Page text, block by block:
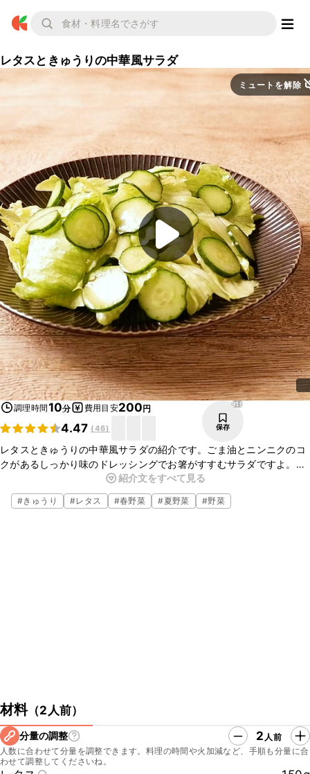
レタスときゅうりの中華風サラダ
ミュートを解除
調理時間10分 費用目安200円
4.47 (46)
919
保存
レタスときゅうりの中華風サラダの紹介です。ごま油とニンニクのコ
クがあるしっかり味のドレッシングでお箸がすすむサラダですよ。具
材はお好みでアレンジして、ぜひお試しくださいね。
紹介文をすべて見る
#きゅうり #レタス #春野菜 #夏野菜 #野菜
材料（2人前）
分量の調整 2 人前
人数に合わせて分量を調整できます。料理の時間や火加減など、手順も分量に合
わせて調整してくださいね。